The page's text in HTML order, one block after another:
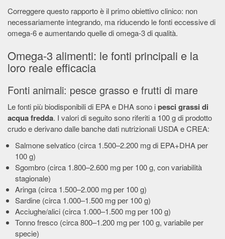
Correggere questo rapporto è il primo obiettivo clinico: non
necessariamente integrando, ma riducendo le fonti eccessive di
omega-6 e aumentando quelle di omega-3 di qualità.
Omega-3 alimenti: le fonti principali e la
loro reale efficacia
Fonti animali: pesce grasso e frutti di mare
Le fonti più biodisponibili di EPA e DHA sono ipesci grassi di
acqua fredda. I valori di seguito sono riferiti a 100 g di prodotto
crudo e derivano dalle banche dati nutrizionali USDA e CREA:
Salmone selvatico (circa 1.500–2.200 mg di EPA+DHA per
100 g)
Sgombro (circa 1.800–2.600 mg per 100 g, con variabilità
stagionale)
Aringa (circa 1.500–2.000 mg per 100 g)
Sardine (circa 1.000–1.500 mg per 100 g)
Acciughe/alici (circa 1.000–1.500 mg per 100 g)
Tonno fresco (circa 800–1.200 mg per 100 g, variabile per
specie)